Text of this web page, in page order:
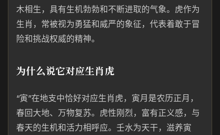
木相生，具有生机勃勃和不断进取的气象。虎作为
生肖，常被视为勇猛和威严的象征，代表着敢于冒
险和挑战权威的精神。
为什么说它对应生肖虎
“寅”在地支中恰好对应生肖虎，寅月是农历正月，
春回大地、万物复苏。虎性刚烈，富有正义感，与
春天的生机和活力相呼应。壬水为天干，滋养寅